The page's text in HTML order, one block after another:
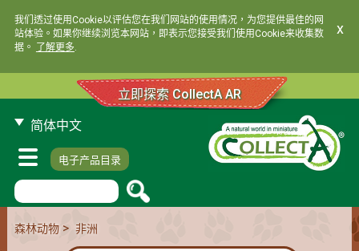
我们透过使用Cookie以评估您在我们网站的使用情况，为您提供最佳的网
站体验。如果你继续浏览本网站，即表示您接受我们使用Cookie来收集数
据。
了解更多.
x
立即探索 CollectA AR
简体中文
电子产品目录
森林动物> 非洲